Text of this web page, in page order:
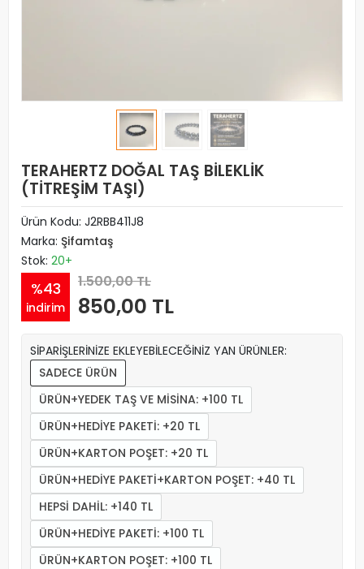
TERAHERTZ DOĞAL TAŞ BİLEKLİK
(TİTREŞİM TAŞI)
Ürün Kodu: J2RBB411J8
Marka: Şifamtaş
Stok: 20+
%43
indirim
1.500,00 TL
850,00 TL
SİPARİŞLERİNİZE EKLEYEBİLECEĞİNİZ YAN ÜRÜNLER:
SADECE ÜRÜN
ÜRÜN+YEDEK TAŞ VE MİSİNA: +100 TL
ÜRÜN+HEDİYE PAKETİ: +20 TL
ÜRÜN+KARTON POŞET: +20 TL
ÜRÜN+HEDİYE PAKETİ+KARTON POŞET: +40 TL
HEPSİ DAHİL: +140 TL
ÜRÜN+HEDİYE PAKETİ: +100 TL
ÜRÜN+KARTON POŞET: +100 TL